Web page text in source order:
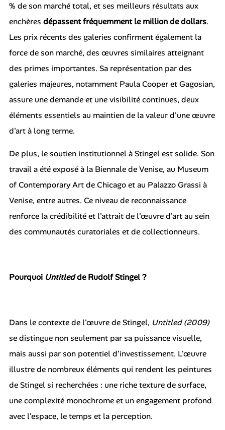
% de son marché total, et ses meilleurs résultats aux
enchères dépassent fréquemment le million de dollars.
Les prix récents des galeries confirment également la
force de son marché, des œuvres similaires atteignant
des primes importantes. Sa représentation par des
galeries majeures, notamment Paula Cooper et Gagosian,
assure une demande et une visibilité continues, deux
éléments essentiels au maintien de la valeur d'une œuvre
d'art à long terme.
De plus, le soutien institutionnel à Stingel est solide. Son
travail a été exposé à la Biennale de Venise, au Museum
of Contemporary Art de Chicago et au Palazzo Grassi à
Venise, entre autres. Ce niveau de reconnaissance
renforce la crédibilité et l'attrait de l'œuvre d'art au sein
des communautés curatoriales et de collectionneurs.
Pourquoi Untitledde Rudolf Stingel ?
Dans le contexte de l'œuvre de Stingel, Untitled (2009)
se distingue non seulement par sa puissance visuelle,
mais aussi par son potentiel d'investissement. L'œuvre
illustre de nombreux éléments qui rendent les peintures
de Stingel si recherchées : une riche texture de surface,
une complexité monochrome et un engagement profond
avec l'espace, le temps et la perception.